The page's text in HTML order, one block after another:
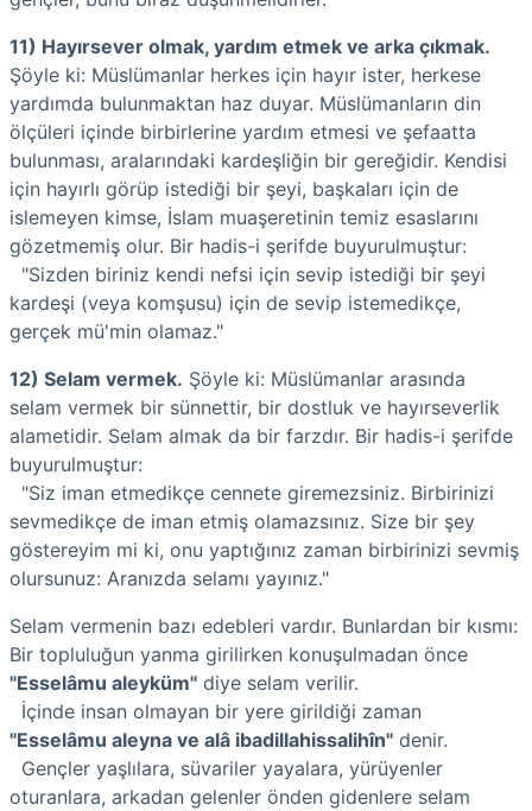
11) Hayırsever olmak, yardım etmek ve arka çıkmak.
Şöyle ki: Müslümanlar herkes için hayır ister, herkese
yardımda bulunmaktan haz duyar. Müslümanların din
ölçüleri içinde birbirlerine yardım etmesi ve şefaatta
bulunması, aralarındaki kardeşliğin bir gereğidir. Kendisi
için hayırlı görüp istediği bir şeyi, başkaları için de
islemeyen kimse, İslam muaşeretinin temiz esaslarını
gözetmemiş olur. Bir hadis-i şerifde buyurulmuştur:
"Sizden biriniz kendi nefsi için sevip istediği bir şeyi
kardeşi (veya komşusu) için de sevip istemedikçe,
gerçek mü'min olamaz."
12) Selam vermek. Şöyle ki: Müslümanlar arasında
selam vermek bir sünnettir, bir dostluk ve hayırseverlik
alametidir. Selam almak da bir farzdır. Bir hadis-i şerifde
buyurulmuştur:
"Siz iman etmedikçe cennete giremezsiniz. Birbirinizi
sevmedikçe de iman etmiş olamazsınız. Size bir şey
göstereyim mi ki, onu yaptığınız zaman birbirinizi sevmiş
olursunuz: Aranızda selamı yayınız."
Selam vermenin bazı edebleri vardır. Bunlardan bir kısmı:
Bir topluluğun yanma girilirken konuşulmadan önce
"Esselâmu aleyküm" diye selam verilir.
İçinde insan olmayan bir yere girildiği zaman
"Esselâmu aleyna ve alâ ibadillahissalihîn" denir.
Gençler yaşlılara, süvariler yayalara, yürüyenler
oturanlara, arkadan gelenler önden gidenlere selam